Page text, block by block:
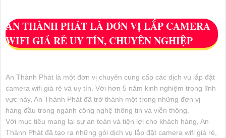
AN THÀNH PHÁT LÀ ĐƠN VỊ LẮP CAMERA
WIFI GIÁ RẺ UY TÍN, CHUYÊN NGHIỆP
An Thành Phát là một đơn vị chuyên cung cấp các dịch vụ lắp đặt
camera wifi giá rẻ và uy tín. Với hơn 5 năm kinh nghiệm trong lĩnh
vực này, An Thành Phát đã trở thành một trong những đơn vị
hàng đầu trong ngành công nghệ thông tin và viễn thông.
Với mục tiêu mang lại sự an toàn và tiện lợi cho khách hàng, An
Thành Phát đã tạo ra những gói dịch vụ lắp đặt camera wifi giá rẻ,